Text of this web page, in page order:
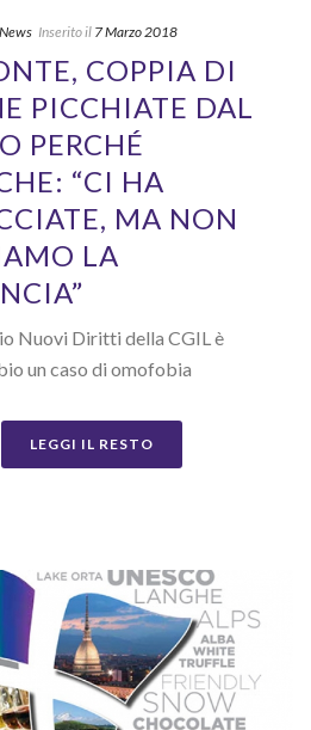
News Inserito il 7 Marzo 2018
COPPIA DI
PICCHIATE DAL
PERCHÉ
“CI HA
MA NON
LA
Nuovi Diritti della CGIL è
un caso di omofobia
LEGGI IL RESTO